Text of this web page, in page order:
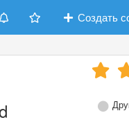
Создать